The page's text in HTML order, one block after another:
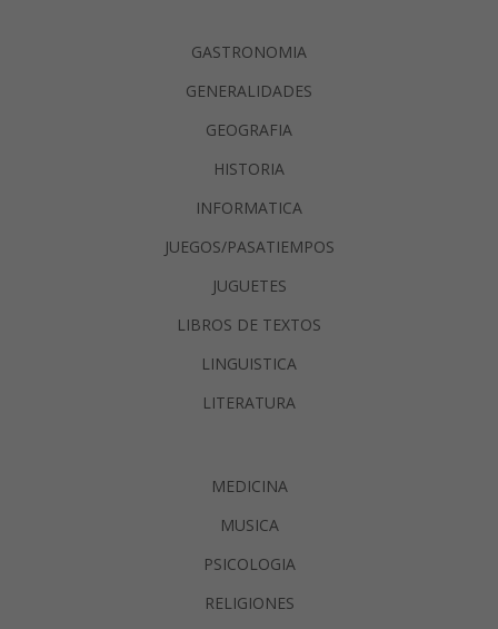
GASTRONOMIA
GENERALIDADES
GEOGRAFIA
HISTORIA
INFORMATICA
JUEGOS/PASATIEMPOS
JUGUETES
LIBROS DE TEXTOS
LINGUISTICA
LITERATURA
MEDICINA
MUSICA
PSICOLOGIA
RELIGIONES